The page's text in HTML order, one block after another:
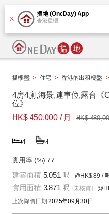
X
搵地 (OneDay) App
香港搵樓
搵樓盤 > 住宅 > 香港的出租樓盤 >
4房4廁,海景,連車位,露台《
位》
HK$ 450,000 / 月
HK$
4 4
實用率 (%) 77
建築面積 5,051 呎 @HK$ 89 /
實用面積 3,871 呎 [未核實]
上次降價日期 2025年09月30日